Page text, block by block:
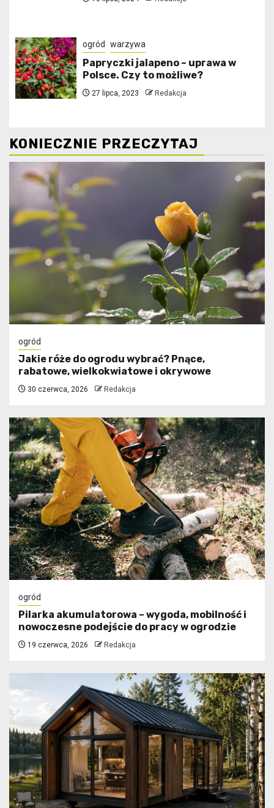
ogród warzywa
Papryczki jalapeno – uprawa w
Polsce. Czy to możliwe?
27 lipca, 2023 Redakcja
KONIECZNIE PRZECZYTAJ
ogród
Jakie róże do ogrodu wybrać? Pnące,
rabatowe, wielkokwiatowe i okrywowe
30 czerwca, 2026 Redakcja
ogród
Pilarka akumulatorowa – wygoda, mobilność i
nowoczesne podejście do pracy w ogrodzie
19 czerwca, 2026 Redakcja